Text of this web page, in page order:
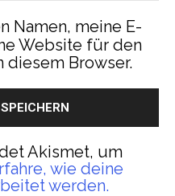
Namen, meine E-
Website für den
diesem Browser.
Akismet, um
wie deine
werden.